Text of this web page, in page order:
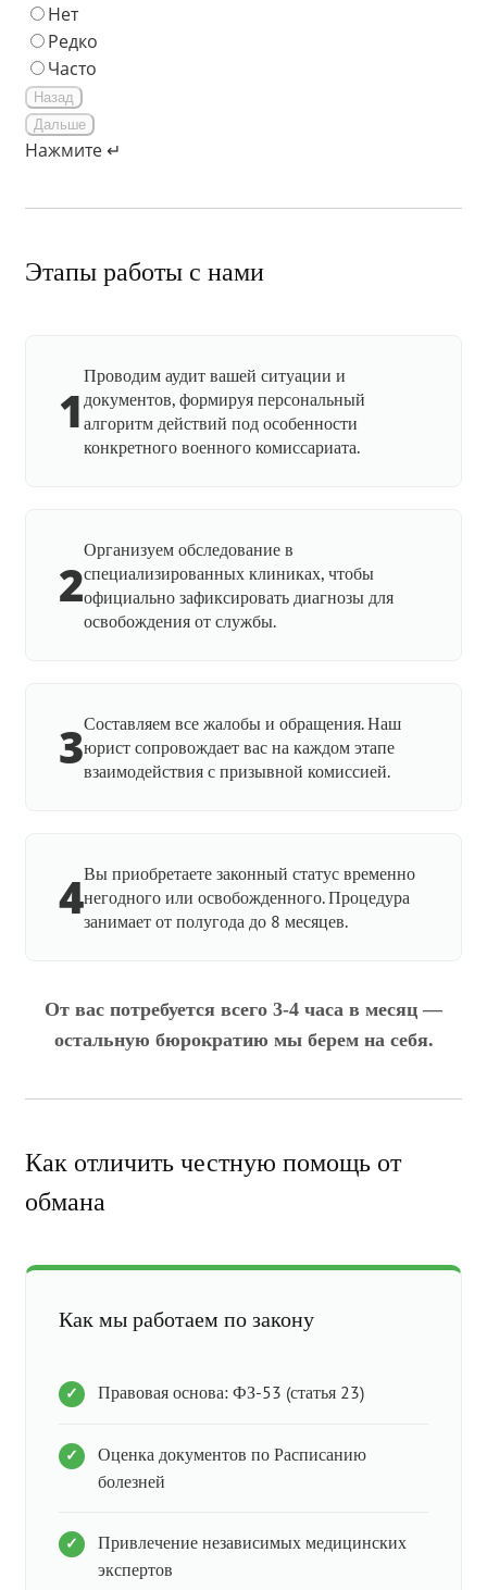
Нет
Редко
Часто
Назад
Дальше
Нажмите ↵
Этапы работы с нами
1
Проводим аудит вашей ситуации и
документов, формируя персональный
алгоритм действий под особенности
конкретного военного комиссариата.
2
Организуем обследование в
специализированных клиниках, чтобы
официально зафиксировать диагнозы для
освобождения от службы.
3Составляем все жалобы и обращения. Наш
юрист сопровождает вас на каждом этапе
взаимодействия с призывной комиссией.
4Вы приобретаете законный статус временно
негодного или освобожденного. Процедура
занимает от полугода до 8 месяцев.
От вас потребуется всего 3-4 часа в месяц —
остальную бюрократию мы берем на себя.
Как отличить честную помощь от
обмана
Как мы работаем по закону
Правовая основа: ФЗ-53 (статья 23)
Оценка документов по Расписанию
болезней
Привлечение независимых медицинских
экспертов